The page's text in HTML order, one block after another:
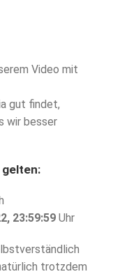
Video mit
gut findet,
wir besser
23:59:59 Uhr
trotzdem